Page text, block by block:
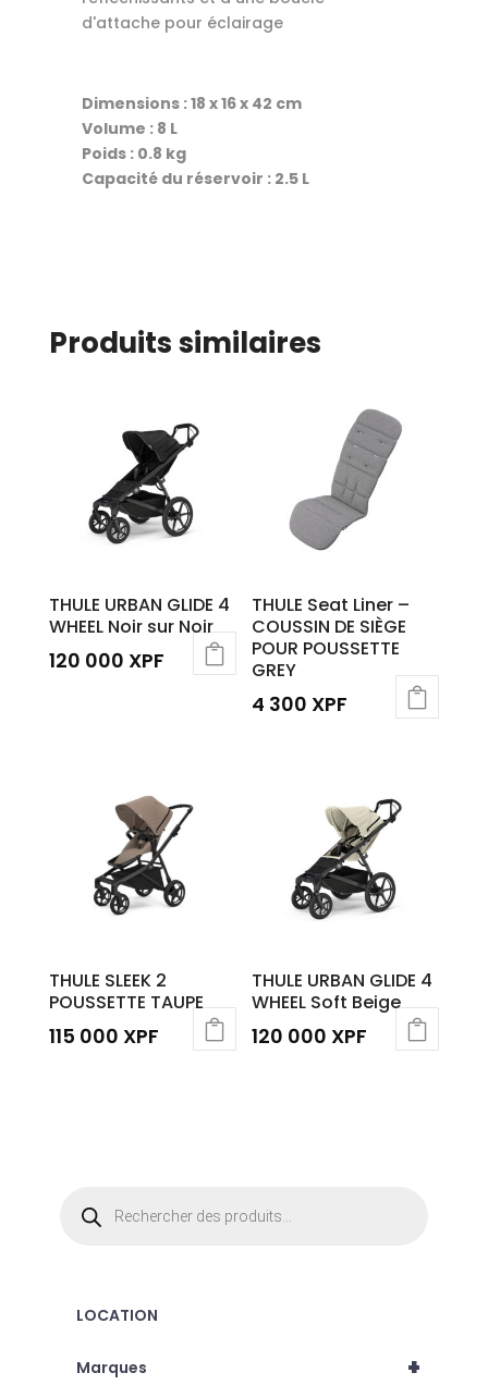
d'attache pour éclairage
Dimensions : 18 x 16 x 42 cm
Volume : 8 L
Poids : 0.8 kg
Capacité du réservoir : 2.5 L
Produits similaires
THULE URBAN GLIDE 4
WHEEL Noir sur Noir
120 000 XPF
THULE Seat Liner –
COUSSIN DE SIÈGE
POUR POUSSETTE
GREY
4 300 XPF
THULE SLEEK 2
POUSSETTE TAUPE
115 000 XPF
THULE URBAN GLIDE 4
WHEEL Soft Beige
120 000 XPF
produits
LOCATION
+
Marques